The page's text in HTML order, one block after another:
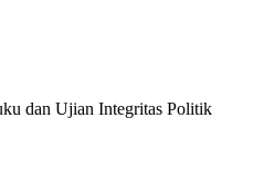
dan Ujian Integritas Politik